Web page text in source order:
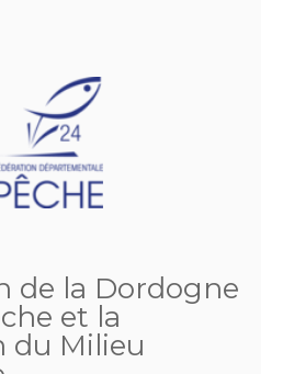
de la Dordogne
et la
du Milieu